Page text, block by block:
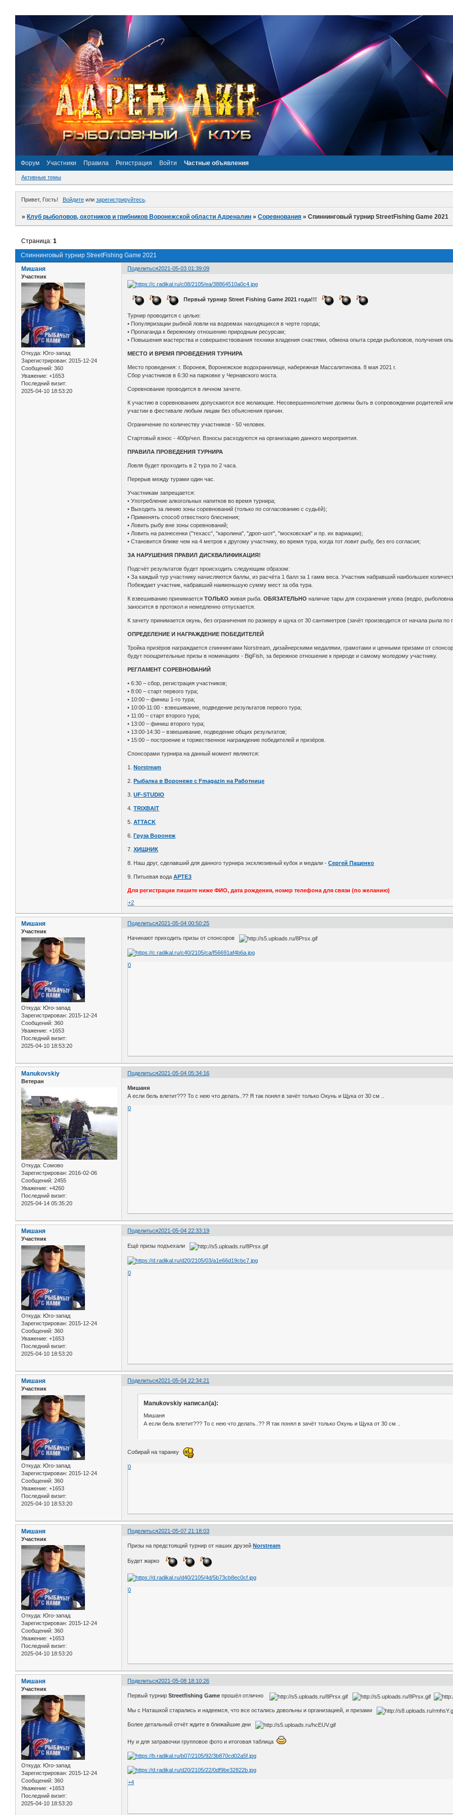
Форум Участники Правила Регистрация Войти Частные объявления
Активные темы
Привет, Гость! Войдитеили зарегистрируйтесь.
» Клуб рыболовов, охотников и грибников Воронежской области Адреналин »Соревнования »Спиннинговый турнир StreetFishing Game 2021
Спиннинговый турнир StreetFishing Game 2021
Страница:1
Поделиться2021-05-03 01:39:09
Мишаня
Участник
Откуда: Юго-запад
Зарегистрирован: 2015-12-24
Сообщений: 360
Уважение: +1653
Последний визит:
2025-04-10 18:53:20
Первый турнир Street Fishing Game 2021 года!!!
Турнир проводится с целью:
• Популяризации рыбной ловли на водоемах находящихся в черте города;
• Пропаганда к бережному отношению природным ресурсам;
• Повышения мастерства и совершенствования техники владения снастями, обмена опыта среди рыболовов, получения
МЕСТО И ВРЕМЯ ПРОВЕДЕНИЯ ТУРНИРА
Место проведения: г. Воронеж, Воронежское водохранилище, набережная Массалитинова. 8 мая 2021 г.
Сбор участников в 6:30 на парковке у Чернавского моста.
Соревнование проводится в личном зачете.
К участию в соревнованиях допускаются все желающие. Несовершеннолетние должны быть в сопровождении родителей
участии в фестивале любым лицам без объяснения причин.
Ограничение по количеству участников - 50 человек.
Стартовый взнос - 400р/чел. Взносы расходуются на организацию данного мероприятия.
ПРАВИЛА ПРОВЕДЕНИЯ ТУРНИРА
Ловля будет проходить в 2 тура по 2 часа.
Перерыв между турами один час.
Участникам запрещается:
• Употребление алкогольных напитков во время турнира;
• Выходить за линию зоны соревнований (только по согласованию с судьёй);
• Применять способ отвестного блеснения;
• Ловить рыбу вне зоны соревнований;
• Ловить на разнесенки ("техасс", "каролина", "дроп-шот", "московская" и пр. их вариации);
• Становится ближе чем на 4 метров к другому участнику, во время тура, когда тот ловит рыбу, без его согласия;
ЗА НАРУШЕНИЯ ПРАВИЛ ДИСКВАЛИФИКАЦИЯ!
Подсчёт результатов будет происходить следующим образом:
• За каждый тур участнику начисляются баллы, из расчёта 1 балл за 1 гамм веса. Участник набравший наибольшее
Побеждает участник, набравший наименьшую сумму мест за оба тура.
К взвешиванию принимаетсяТОЛЬКО живая рыба.ОБЯЗАТЕЛЬНО наличие тары для сохранения улова (ведро,
заносится в протокол и немедленно отпускается.
К зачету принимается окунь, без ограничения по размеру и щука от 30 сантиметров (зачёт производится от начала рыла
ОПРЕДЕЛЕНИЕ И НАГРАЖДЕНИЕ ПОБЕДИТЕЛЕЙ
Тройка призёров награждается спиннингами Norstream, дизайнерскими медалями, грамотами и ценными призами от
будут поощрительные призы в номинациях - BigFish, за бережное отношение к природе и самому молодому участнику.
РЕГЛАМЕНТ СОРЕВНОВАНИЙ
• 6:30 – сбор, регистрация участников;
• 8:00 – старт первого тура;
• 10:00 – финиш 1-го тура;
• 10:00-11:00 - взвешивание, подведение результатов первого тура;
• 11:00 – старт второго тура;
• 13:00 – финиш второго тура;
• 13:00-14:30 – взвешивание, подведение общих результатов;
• 15:00 – построение и торжественное награждение победителей и призёров.
Спонсорами турнира на данный момент являются:
1.Norstream
2.Рыбалка в Воронеже с Fmagazin на Работнице
3.UF-STUDIO
4.TRIXBAIT
5.ATTACK
6.Груза Воронеж
7.ХИЩНИК
8. Наш друг, сделавший для данного турнира эксклюзивный кубок и медали -Сергей Пащенко
9. Питьевая водаАРТЕЗ
Для регистрации пишите ниже ФИО, дата рождения, номер телефона для связи (по желанию)
+2
Поделиться2021-05-04 00:50:25
Мишаня
Участник
Откуда: Юго-запад
Зарегистрирован: 2015-12-24
Сообщений: 360
Уважение: +1653
Последний визит:
2025-04-10 18:53:20
Начинают приходить призы от спонсоров
0
Поделиться2021-05-04 05:34:16
Manukovskiy
Ветеран
Откуда: Сомово
Зарегистрирован: 2016-02-06
Сообщений: 2455
Уважение: +4260
Последний визит:
2025-04-14 05:35:20
Мишаня
А если бель влетит??? То с нею что делать..?? Я так понял в зачёт только Окунь и Щука от 30 см ..
0
Поделиться2021-05-04 22:33:19
Мишаня
Участник
Откуда: Юго-запад
Зарегистрирован: 2015-12-24
Сообщений: 360
Уважение: +1653
Последний визит:
2025-04-10 18:53:20
Ещё призы подъехали
0
Поделиться2021-05-04 22:34:21
Мишаня
Участник
Откуда: Юго-запад
Зарегистрирован: 2015-12-24
Сообщений: 360
Уважение: +1653
Последний визит:
2025-04-10 18:53:20
Manukovskiy написал(а):
Мишаня
А если бель влетит??? То с нею что делать..?? Я так понял в зачёт только Окунь и Щука от 30 см ..
Собирай на таранку
0
Поделиться2021-05-07 21:18:03
Мишаня
Участник
Откуда: Юго-запад
Зарегистрирован: 2015-12-24
Сообщений: 360
Уважение: +1653
Последний визит:
2025-04-10 18:53:20
Призы на предстоящий турнир от наших друзейNorstream
Будет жарко
0
Поделиться2021-05-08 18:10:26
Мишаня
Участник
Откуда: Юго-запад
Зарегистрирован: 2015-12-24
Сообщений: 360
Уважение: +1653
Последний визит:
2025-04-10 18:53:20
Первый турнирStreetfishing Game прошёл отлично
Мы с Наташкой старались и надеемся, что все остались довольны и организацией, и призами
Более детальный отчёт ждите в ближайшие дни
Ну и для затравочки групповое фото и итоговая таблица
+4